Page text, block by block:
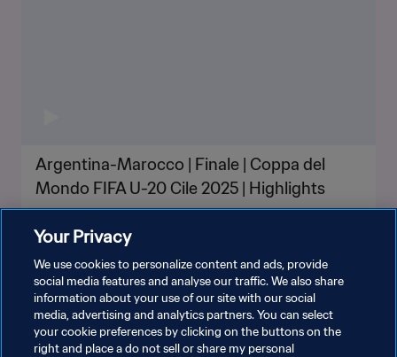
Argentina-Marocco | Finale | Coppa del
Mondo FIFA U-20 Cile 2025 | Highlights
Your Privacy
We use cookies to personalize content and ads, provide
social media features and analyse our traffic. We also share
information about your use of our site with our social
media, advertising and analytics partners. You can select
your cookie preferences by clicking on the buttons on the
right and place a do not sell or share my personal